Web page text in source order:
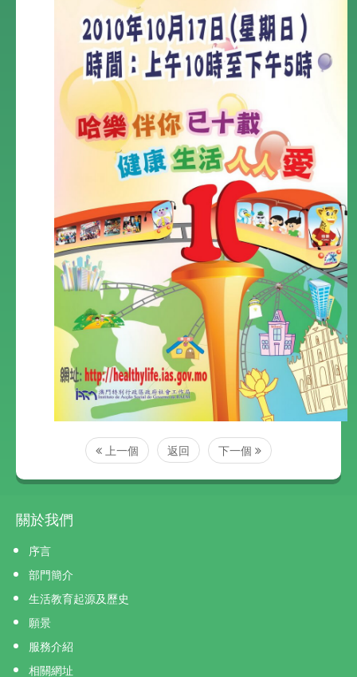
上一個 返回 下一個
關於我們
序言
部門簡介
生活教育起源及歷史
願景
服務介紹
相關網址